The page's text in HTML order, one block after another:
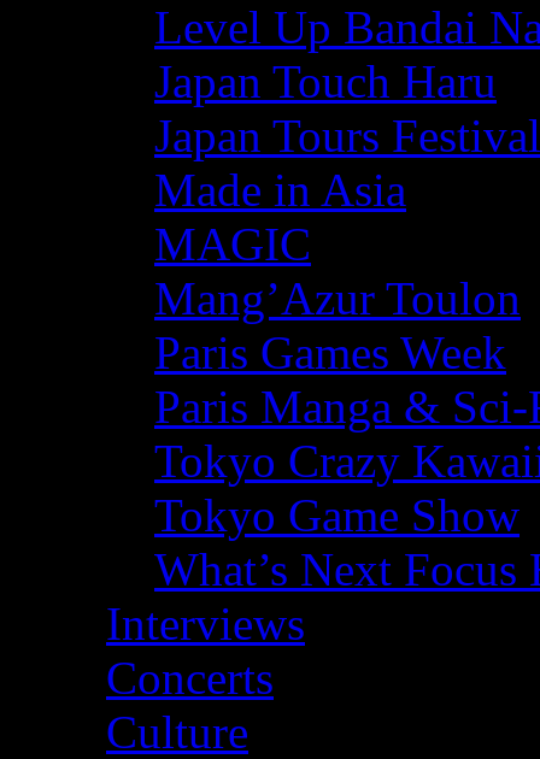
Level Up Bandai
Japan Touch Haru
Japan Tours Festival
Made in Asia
MAGIC
Mang’Azur Toulon
Paris Games Week
Paris Manga &
Tokyo Crazy
Tokyo Game Show
What’s Next
Interviews
Concerts
Culture